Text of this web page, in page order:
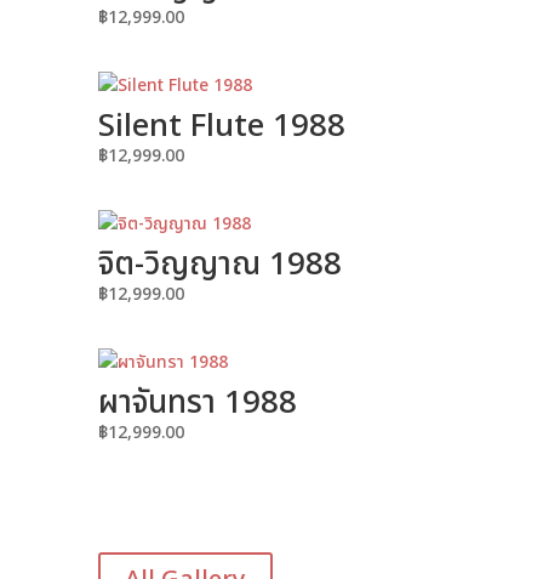
฿12,999.00
Silent Flute 1988
฿12,999.00
จิต-วิญญาณ 1988
฿12,999.00
ผาจันทรา 1988
฿12,999.00